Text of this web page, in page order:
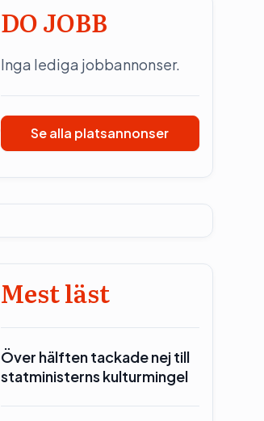
DO JOBB
Inga lediga jobbannonser.
Se alla platsannonser
Mest läst
Över hälften tackade nej till
statministerns kulturmingel